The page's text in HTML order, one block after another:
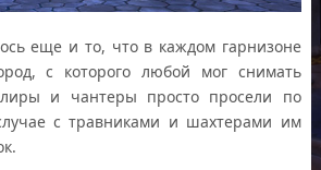
еще и то, что в каждом гарнизоне
с которого любой мог снимать
и чантеры просто просели по
с травниками и шахтерами им